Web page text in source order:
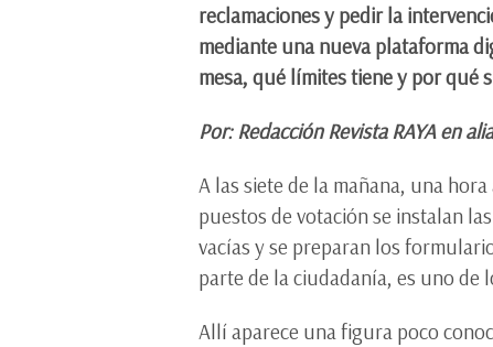
reclamaciones y pedir la
mediante una nueva plataforma
mesa, qué límites tiene y por qué
Por: Redacción Revista RAYA en
A las siete de la mañana, una
puestos de votación se instalan
vacías y se preparan los
parte de la ciudadanía, es uno
Allí aparece una figura poco